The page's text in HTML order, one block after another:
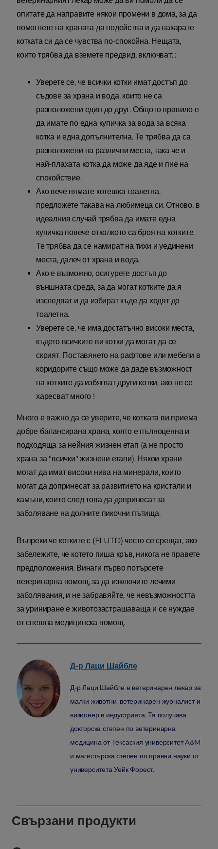
опитате да направите някои промени в дома, за да
помогнете на храната да подейства и да накарате
котката си да се чувства по-спокойна. Нещата,
които трябва да вземете предвид, включват: :
Уверете се, че всички котки имат достъп до
съдове за храна и вода, които не са
разположени един до друг. Общото правило е
да имате по една купичка за вода за всяка
котка и една допълнителна. Те трябва да са
разположени на различни места, така че и
най-плахата котка да може да яде и пие на
спокойствие.
Ако вече нямате котешка тоалетна,
предложете такава на любимеца си. Отново, в
идеалния случай трябва да имате една
купичка повече отколкото са броя на котките.
Те трябва да се намират на тихи и уединени
места, далеч от храна и вода.
Ако е възможно, осигурете достъп до
външната среда, за да могат котките да я
изследват и да избират къде да ходят до
тоалетна.
Уверете се, че има достатъчно високи места,
където всичките ви котки да могат да се
скрият. Поставянето на рафтове или мебели в
коридорите също може да даде възможност
на котките да избягват други котки, ако не се
харесват много !
Много е важно да се уверите, че котката ви приема
добре балансирана храна, която е пълноценна и
подходяща за нейния жизнен етап (а не просто
храна за "всички" жизнени етапи). Някои храни
могат да имат високи нива на минерали, които
могат да допринесат за развитието на кристали и
камъни, които след това да допринесат за
заболяване на долните пикочни пътища.
Въпреки че котките с (FLUTD) често се срещат, ако
забележите, че котето пиша кръв, никога не правете
предположения. Винаги първо потърсете
ветеринарна помощ, за да изключите лечими
заболявания, и не забравяйте, че невъзможността
за уриниране е животозастрашаваща и се нуждае
от спешна медицинска помощ.
Д-р Лаци Шайбле
Д-р Лаци Шайбле е ветеринарен лекар за
малки животни, ветеринарен журналист и
визионер в индустрията. Тя получава
докторска степен по ветеринарна
медицина от Тексаския университет A&M
и магистърска степен по правни науки от
университета Уейк Форест.
Свързани продукти